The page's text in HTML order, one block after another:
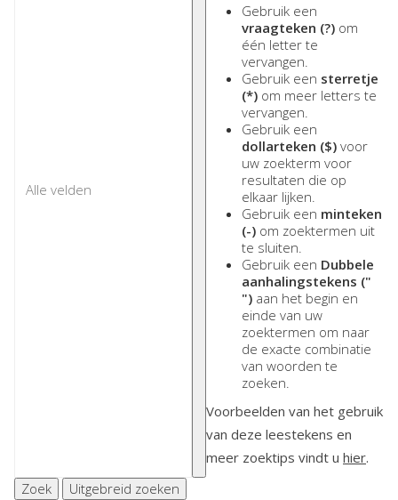
Gebruik een
vraagteken (?) om
één letter te
vervangen.
Gebruik een sterretje
(*) om meer letters te
vervangen.
Gebruik een
dollarteken ($) voor
uw zoekterm voor
resultaten die op
elkaar lijken.
Gebruik een minteken
(-) om zoektermen uit
te sluiten.
Gebruik een Dubbele
aanhalingstekens ("
") aan het begin en
einde van uw
zoektermen om naar
de exacte combinatie
van woorden te
zoeken.
Voorbeelden van het gebruik
van deze leestekens en
meer zoektips vindt u hier.
Zoek
Uitgebreid zoeken